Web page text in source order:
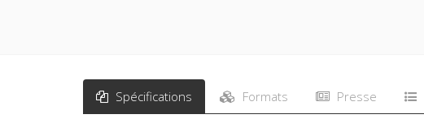
Spécifications Formats Presse